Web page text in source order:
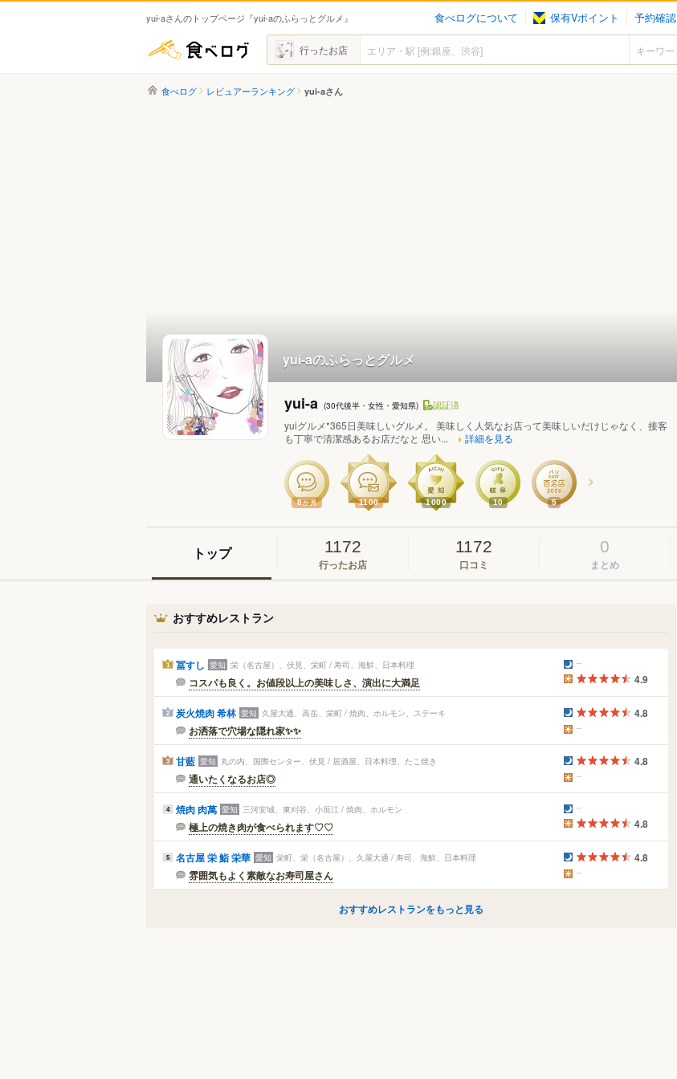
yui-aさんのトップページ『yui-aのふらっとグルメ』 食べログについて 保有Vポイント 予約確認
食べログ 行ったお店
食べログ レビュアーランキング yui-aさん
yui-aのふらっとグルメ
yui-a (30代後半・女性・愛知県) 認証済
yuiグルメ*365日美味しいグルメ。 美味しく人気なお店って美味しいだけじゃなく、接客
も丁寧で清潔感あるお店だなと 思い...
詳細を見る
8か月 1100 1000 10 5
トップ 1172
行ったお店
1172
口コミ
0
まとめ
おすすめレストラン
1 冨すし 愛知 栄（名古屋）、伏見、栄町 / 寿司、海鮮、日本料理
コスパも良く。お値段以上の美味しさ、演出に大満足 4.9
2 炭火焼肉 希林 愛知 久屋大通、高岳、栄町 / 焼肉、ホルモン、ステーキ
お洒落で穴場な隠れ家✨️✨️
4.8
3 甘藍 愛知 丸の内、国際センター、伏見 / 居酒屋、日本料理、たこ焼き
通いたくなるお店◎
4.8
4 焼肉 肉萬 愛知 三河安城、東刈谷、小垣江 / 焼肉、ホルモン
極上の焼き肉が食べられます♡♡ 4.8
5 名古屋 栄 鮨 栄華 愛知 栄町、栄（名古屋）、久屋大通 / 寿司、海鮮、日本料理
雰囲気もよく素敵なお寿司屋さん
4.8
おすすめレストランをもっと見る